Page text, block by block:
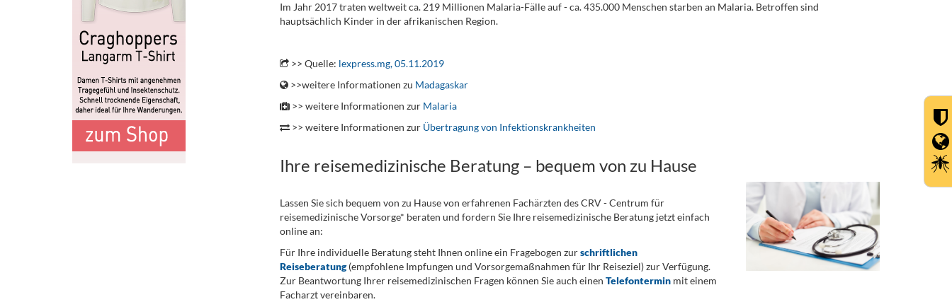
Im Jahr 2017 traten weltweit ca. 219 Millionen Malaria-Fälle auf - ca. 435.000 Menschen starben an Malaria. Betroffen sind
hauptsächlich Kinder in der afrikanischen Region.
>> Quelle: lexpress.mg, 05.11.2019
>>weitere Informationen zu Madagaskar
>> weitere Informationen zur Malaria
>> weitere Informationen zur Übertragung von Infektionskrankheiten
Ihre reisemedizinische Beratung – bequem von zu Hause
Lassen Sie sich bequem von zu Hause von erfahrenen Fachärzten des CRV - Centrum für
reisemedizinische Vorsorge* beraten und fordern Sie Ihre reisemedizinische Beratung jetzt einfach
online an:
Für Ihre individuelle Beratung steht Ihnen online ein Fragebogen zurschriftlichen
Reiseberatung(empfohlene Impfungen und Vorsorgemaßnahmen für Ihr Reiseziel) zur Verfügung.
Zur Beantwortung Ihrer reisemedizinischen Fragen können Sie auch einen Telefonterminmit einem
Facharzt vereinbaren.